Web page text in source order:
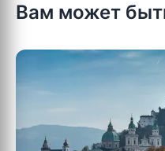
Вам может